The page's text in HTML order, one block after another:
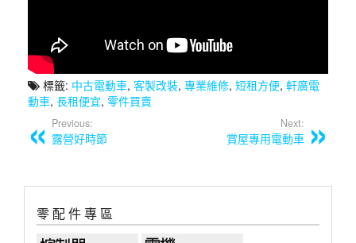
標籤: 中古電動車, 客製改裝, 專業維修, 短租方便, 軒廣電
動車, 長租便宜, 零件買賣
Previous:
露營好時節
Next:
賞屋專用電動車
零 配 件 專 區